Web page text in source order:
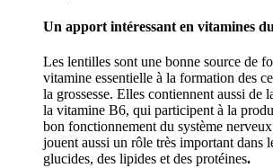
Un apport intéressant en vitamines
Les lentilles sont une bonne source de
vitamine essentielle à la formation des
la grossesse. Elles contiennent aussi de
la vitamine B6, qui participent à la
bon fonctionnement du système
jouent aussi un rôle très important dans
glucides, des lipides et des protéines.